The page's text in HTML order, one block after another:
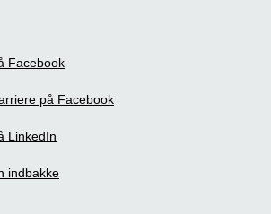
Facebook
på Facebook
LinkedIn
indbakke